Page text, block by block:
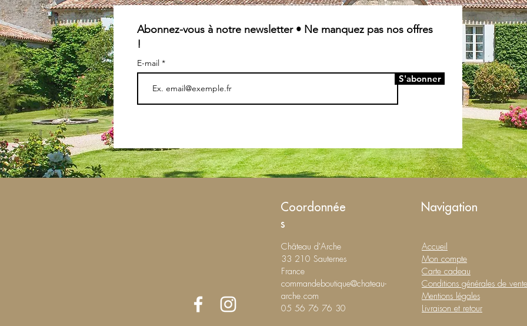
Abonnez-vous à notre newsletter • Ne manquez pas nos offres
!
E-mail
S'abonner
Coordonnée
s
Château d'Arche
33 210 Sauternes
France
commandeboutique@chateau-
arche.com
05 56 76 76 30
Navigation
Accueil
Mon compte
Carte cadeau
Conditions générales de vente
Mentions légales
Livraison et retour